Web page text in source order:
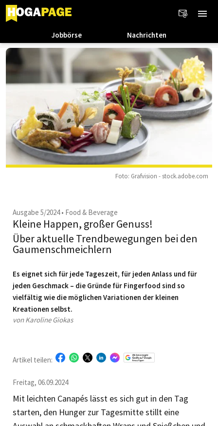
Jobbörse Nachrichten
Foto: Grafvision - stock.adobe.com
Ausgabe 5/2024• Food & Beverage
Kleine Happen, großer Genuss!
Über aktuelle Trendbewegungen bei den
Gaumenschmeichlern
Es eignet sich für jede Tageszeit, für jeden Anlass und für
jeden Geschmack – die Gründe für Fingerfood sind so
vielfältig wie die möglichen Variationen der kleinen
Kreationen selbst.
von Karoline Giokas
Freitag, 06.09.2024
Artikel teilen:
Mit leichten Canapés lässt es sich gut in den Tag
starten, den Hunger zur Tagesmitte stillt eine